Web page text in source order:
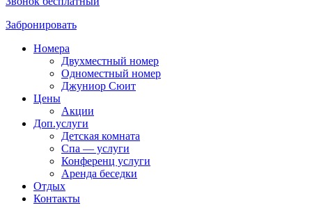
Забронировать
Номера
Двухместный номер
Одноместный номер
Джуниор Сюит
Цены
Акции
Доп.услуги
Детская комната
Спа — услуги
Конференц услуги
Аренда беседки
Отдых
Контакты